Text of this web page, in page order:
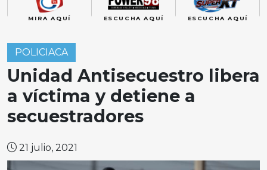
MIRA AQUÍ ESCUCHA AQUÍ ESCUCHA AQUÍ
POLICIACA
Unidad Antisecuestro libera
a víctima y detiene a
secuestradores
21 julio, 2021